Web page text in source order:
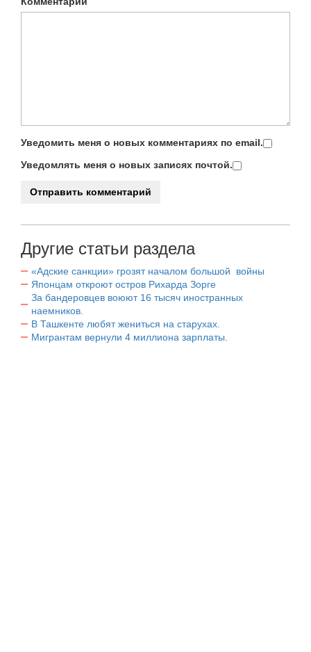
Уведомить меня о новых комментариях по email.
Уведомлять меня о новых записях почтой.
Другие статьи раздела
«Адские санкции» грозят началом большой войны
Японцам откроют остров Рихарда Зорге
За бандеровцев воюют 16 тысяч иностранных
наемников.
В Ташкенте любят жениться на старухах.
Мигрантам вернули 4 миллиона зарплаты.